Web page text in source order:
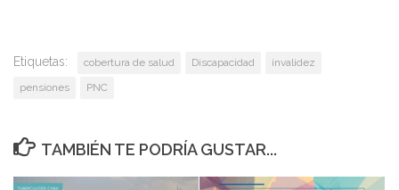
Etiquetas: cobertura de salud Discapacidad
invalidez
pensiones
PNC
TAMBIÉN TE PODRÍA GUSTAR...